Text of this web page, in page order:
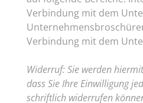
Verbindung mit dem
Verbindung mit dem
Widerruf: Sie werden
dass Sie Ihre Einwilligung
schriftlich widerrufen